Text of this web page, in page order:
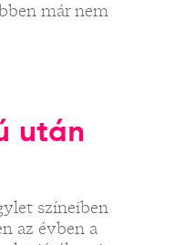
már nem
után
színeiben
az évben a